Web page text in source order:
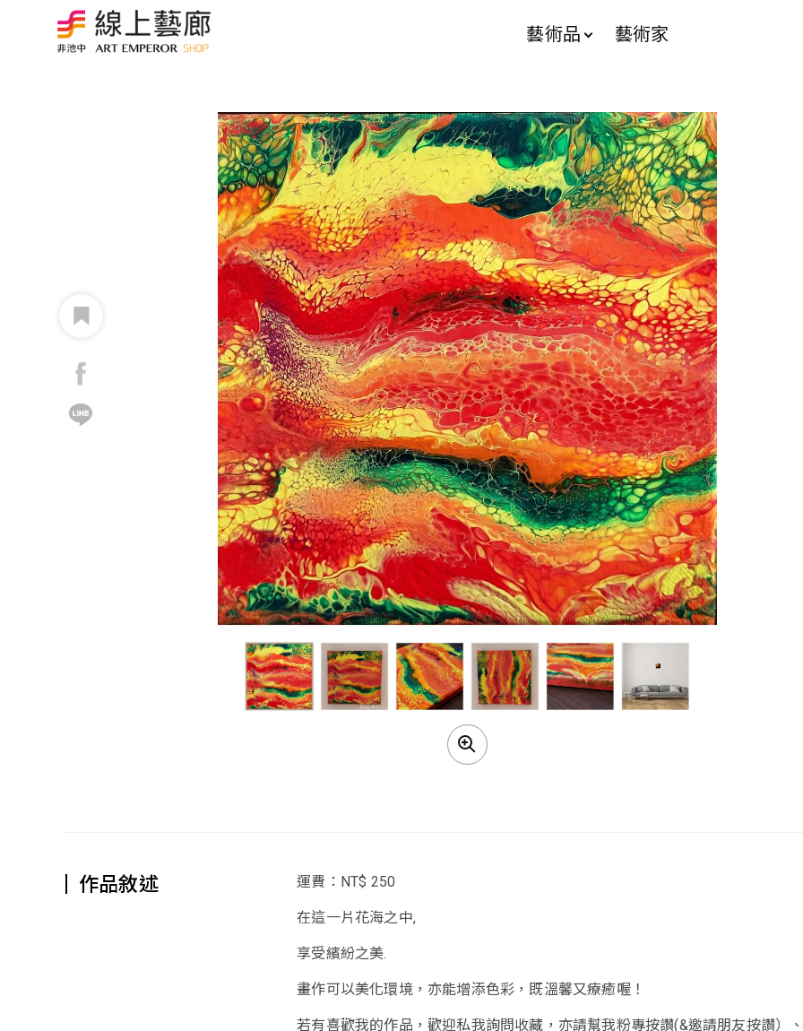
藝術品 藝術家
作品敘述 運費：NT$ 250
在這一片花海之中,
享受繽紛之美.
畫作可以美化環境，亦能增添色彩，既溫馨又療癒喔！
若有喜歡我的作品，歡迎私我詢問收藏，亦請幫我粉專按讚(&邀請朋友按讚）